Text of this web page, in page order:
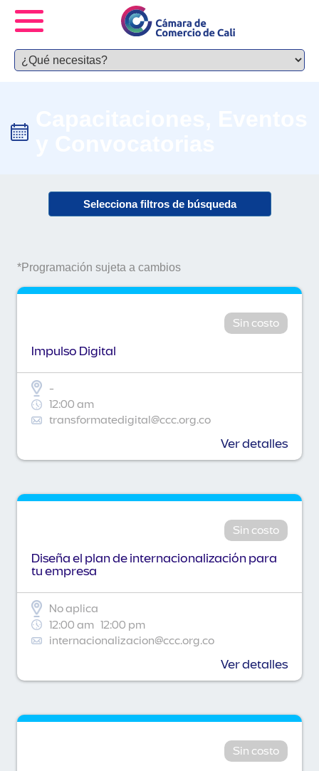
Selecciona filtros de búsqueda
*Programación sujeta a cambios
Sin costo
Impulso Digital
-
12:00 am
transformatedigital@ccc.org.co
Ver detalles
Sin costo
Diseña el plan de internacionalización para
tu empresa
No aplica
12:00 am 12:00 pm
internacionalizacion@ccc.org.co
Ver detalles
Sin costo